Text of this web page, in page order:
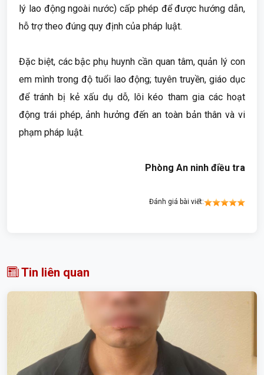
lý lao động ngoài nước) cấp phép để được hướng dẫn,
hỗ trợ theo đúng quy định của pháp luật.
Đặc biệt, các bậc phụ huynh cần quan tâm, quản lý con
em mình trong độ tuổi lao động; tuyên truyền, giáo dục
để tránh bị kẻ xấu dụ dỗ, lôi kéo tham gia các hoạt
động trái phép, ảnh hưởng đến an toàn bản thân và vi
phạm pháp luật.
Phòng An ninh điều tra
Đánh giá bài viết:
Tin liên quan